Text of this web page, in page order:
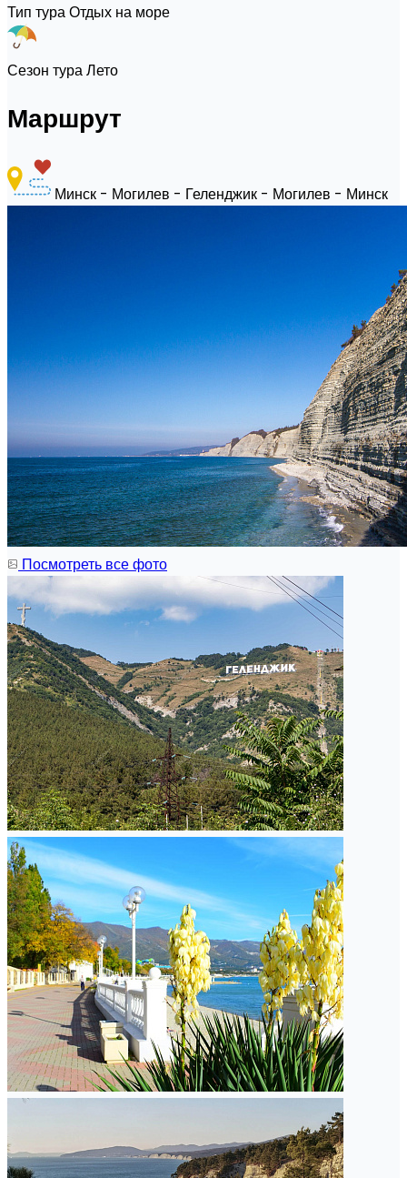
Тип тураОтдых на море
Сезон тураЛето
Маршрут
Минск - Могилев - Геленджик - Могилев - Минск
Посмотреть все фото